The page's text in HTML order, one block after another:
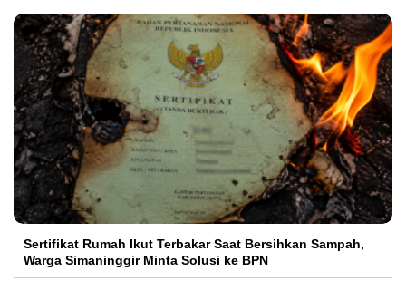
Sertifikat Rumah Ikut Terbakar Saat Bersihkan Sampah,
Warga Simaninggir Minta Solusi ke BPN